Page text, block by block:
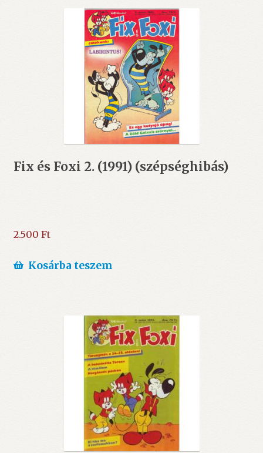
Fix és Foxi 2. (1991) (szépséghibás)
2.500 Ft
Kosárba teszem